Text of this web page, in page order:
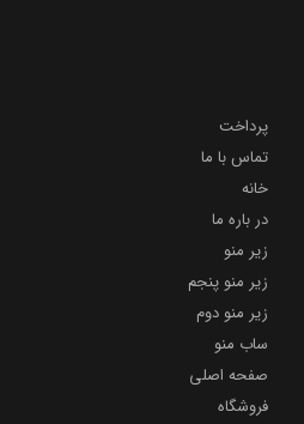
پرداخت
تماس با ما
خانه
در باره ما
زیر منو
زیر منو پنجم
زیر منو دوم
ساب منو
صفحه اصلی
فروشگاه